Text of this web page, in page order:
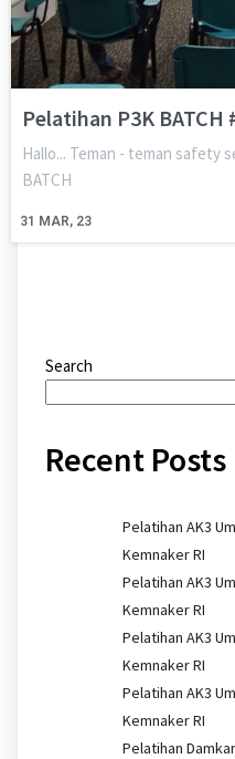
Pelatihan P3K BATCH
31 MAR, 23
Hallo... Teman - teman safety
BATCH
Search
Recent Posts
Pelatihan AK3
Kemnaker RI
Pelatihan AK3
Kemnaker RI
Pelatihan AK3
Kemnaker RI
Pelatihan AK3
Kemnaker RI
Pelatihan